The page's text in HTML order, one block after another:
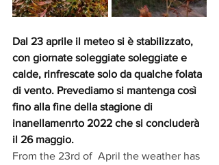
Dal 23 aprile il meteo si è stabilizzato,
con giornate soleggiate soleggiate e
calde, rinfrescate solo da qualche folata
di vento. Prevediamo si mantenga così
fino alla fine della stagione di
inanellamenrto 2022 che si concluderà
il 26 maggio.
From the 23rd of  April the weather has